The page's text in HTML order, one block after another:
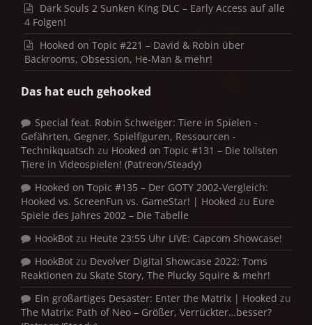
Dark Souls 2 Sunken King DLC – Early Access auf alle
4 Folgen!
Hooked on Topic #221 – David & Robin über
Backrooms, Obsession, He-Man & mehr!
Das hat euch gehooked
Special feat. Robin Schweiger: Tiere in Spielen -
Gefährten, Gegner, Spielfiguren, Ressourcen -
Technikquatsch zu Hooked on Topic #131 – Die tollsten
Tiere in Videospielen! (Patreon/Steady)
Hooked on Topic #135 – Der GOTY 2002-Vergleich:
Hooked vs. ScreenFun vs. GameStar! | Hooked zu Eure
Spiele des Jahres 2002 – Die Tabelle
HookBot zu Heute 23:55 Uhr LIVE: Capcom Showcase!
HookBot zu Devolver Digital Showcase 2022: Toms
Reaktionen zu Skate Story, The Plucky Squire & mehr!
Ein großartiges Desaster: Enter the Matrix | Hooked zu
The Matrix: Path of Neo – Größer, Verrückter…besser?